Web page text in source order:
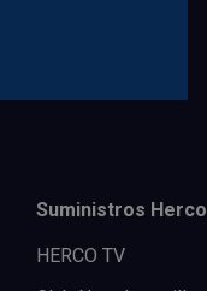
Suministros Herco
HERCO TV